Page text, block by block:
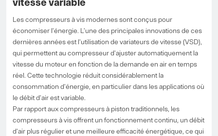
Les compresseurs à vis modernes sont conçus pour
économiser l'énergie. L'une des principales innovations de ces
dernières années est l'utilisation de variateurs de vitesse (VSD),
qui permettent au compresseur d'ajuster automatiquement la
vitesse du moteur en fonction de la demande en air en temps
réel. Cette technologie réduit considérablement la
consommation d'énergie, en particulier dans les applications où
le débit d'air est variable.
Par rapport aux compresseurs à piston traditionnels, les
compresseurs à vis offrent un fonctionnement continu, un débit
d'air plus régulier et une meilleure efficacité énergétique, ce qui